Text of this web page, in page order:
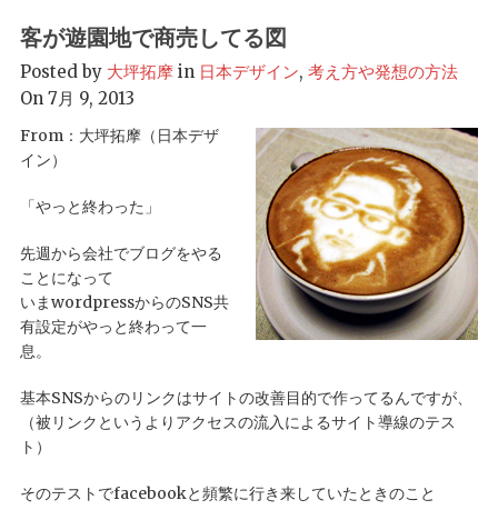
客が遊園地で商売してる図
Posted by 大坪拓摩in 日本デザイン, 考え方や発想の方法
On 7月 9, 2013
From：大坪拓摩（日本デザ
イン）
「やっと終わった」
先週から会社でブログをやる
ことになって
いまwordpressからのSNS共
有設定がやっと終わって一
息。
基本SNSからのリンクはサイトの改善目的で作ってるんですが、
（被リンクというよりアクセスの流入によるサイト導線のテス
ト）
そのテストでfacebookと頻繁に行き来していたときのこと